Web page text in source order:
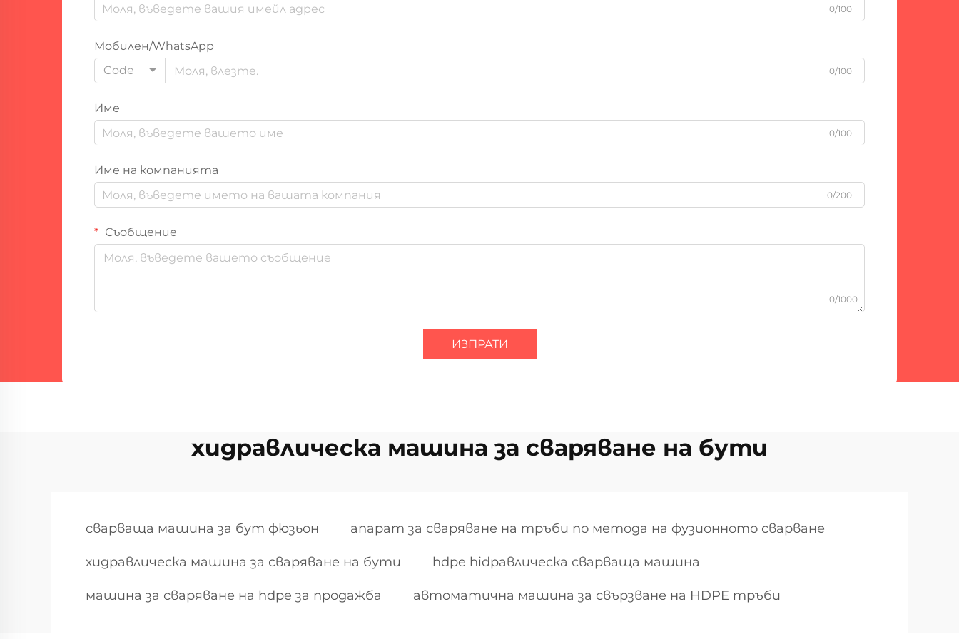
0/100
Мобилен/WhatsApp
Code
0/100
Име
0/100
Име на компанията
0/200
Съобщение
0/1000
ИЗПРАТИ
хидравлическа машина за сваряване на бути
сварваща машина за бут фюзьон апарат за сваряване на тръби по метода на фузионното сварване
хидравлическа машина за сваряване на бути hdpe hidравлическа сварваща машина
машина за сваряване на hdpe за продажба автоматична машина за свързване на HDPE тръби